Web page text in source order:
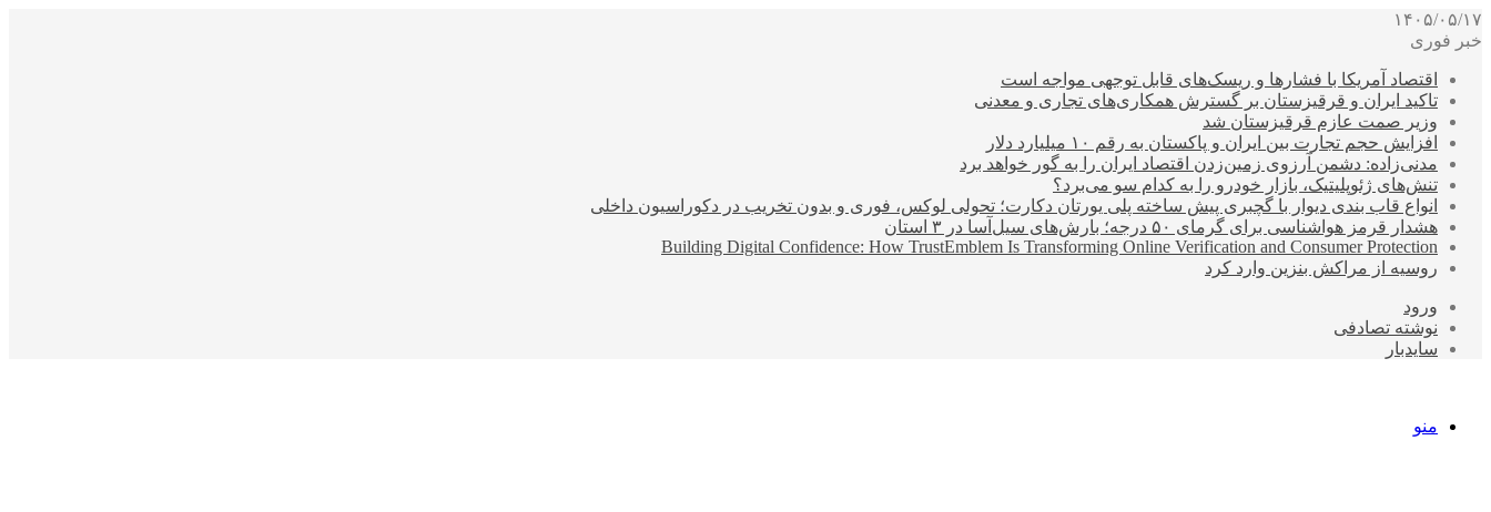
۱۴۰۵/۰۵/۱۷
خبر فوری
اقتصاد آمریکا با فشارها و ریسک‌های قابل توجهی مواجه است
تاکید ایران و قرقیزستان بر گسترش همکاری‌های تجاری و معدنی
وزیر صمت عازم قرقیزستان شد
افزایش حجم تجارت بین ایران و پاکستان به رقم ۱۰ میلیارد دلار
مدنی‌زاده: دشمن آرزوی زمین‌زدن اقتصاد ایران را به گور خواهد برد
تنش‌های ژئوپلیتیک، بازار خودرو را به کدام سو می‌برد؟
انواع قاب بندی دیوار با گچبری پیش ساخته پلی یورتان دکارت؛ تحولی لوکس، فوری و بدون تخریب در دکوراسیون داخلی
هشدار قرمز هواشناسی برای گرمای ۵۰ درجه؛ بارش‌های سیل‌آسا در ۳ استان
Building Digital Confidence: How TrustEmblem Is Transforming Online Verification and Consumer Protection
روسیه از مراکش بنزین وارد کرد
ورود
نوشته تصادفی
سایدبار
منو